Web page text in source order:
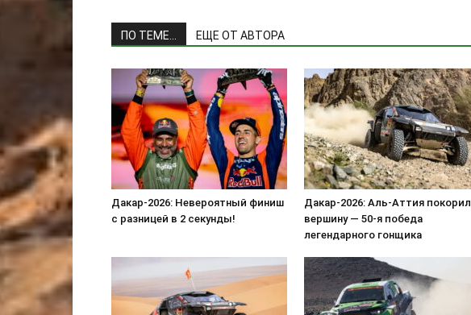
ПО ТЕМЕ... ЕЩЕ ОТ АВТОРА
Дакар-2026: Невероятный финиш
с разницей в 2 секунды!
Дакар-2026: Аль-Аттия покорил
вершину — 50-я победа
легендарного гонщика